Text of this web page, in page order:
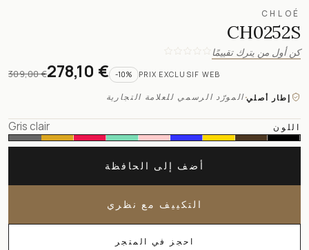
CHLOÉ
CH0252S
كن أول من يترك تقييمًا
309,00 €278,10 € -10% PRIX EXCLUSIF WEB
إطار أصلي·المورّد الرسمي للعلامة التجارية
اللون Gris clair
أضف إلى الحافظة
التكييف مع نظري
احجز في المتجر